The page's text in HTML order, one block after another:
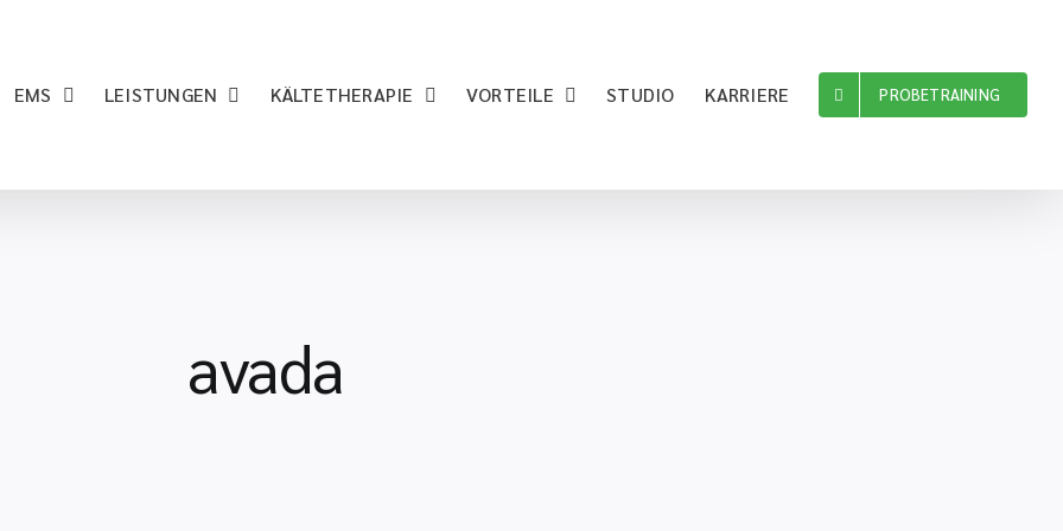
EMS LEISTUNGEN KÄLTETHERAPIE VORTEILE STUDIO KARRIERE PROBETRAINING
avada